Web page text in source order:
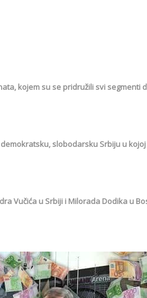
kojem su se pridružili svi segmenti
slobodarsku Srbiju u
Vučića u Srbiji i Milorada Dodika u